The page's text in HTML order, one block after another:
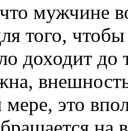
мужчине
того,
доходит до
это